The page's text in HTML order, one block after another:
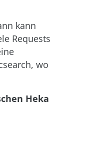
kann
Requests
wo
Heka